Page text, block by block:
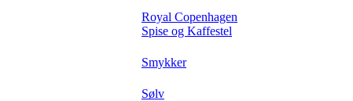
Royal Copenhagen
Spise og Kaffestel
Smykker
Sølv